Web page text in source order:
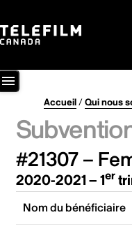
Accueil/Qui nous
#21307 –
2020-2021 – 1er
Nom du bénéficiaire